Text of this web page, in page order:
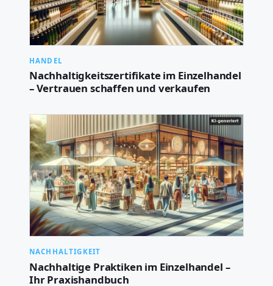
HANDEL
Nachhaltigkeitszertifikate im Einzelhandel
– Vertrauen schaffen und verkaufen
NACHHALTIGKEIT
Nachhaltige Praktiken im Einzelhandel –
Ihr Praxishandbuch